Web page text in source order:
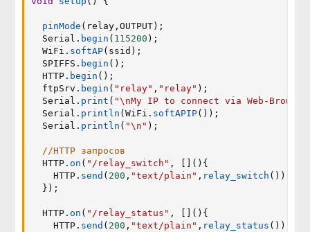
pinMode ( relay ,OUTPUT ) ;
  Serial
. begin ( 115200 ) ;
  WiFi
. softAP( ssid ) ;
  SPIFFS
. begin ( ) ;
  HTTP
. begin ( ) ;
  ftpSrv
. begin ( "relay" , "relay" ) ;
  Serial
. print ( "\nMy IP to connect via Web-
  Serial
. println (WiFi . softAPIP( ) ) ;
  Serial
. println ( "\n" ) ;
//HTTP запросов
  HTTP
. on ( "/relay_switch" , ( ) {
    HTTP
. send ( 200 , "text/plain" , relay_switch ( ) )
} ) ;
  HTTP
. on ( "/relay_status" , ( ) {
    HTTP
. send ( 200 , "text/plain" , relay_status ( ) )